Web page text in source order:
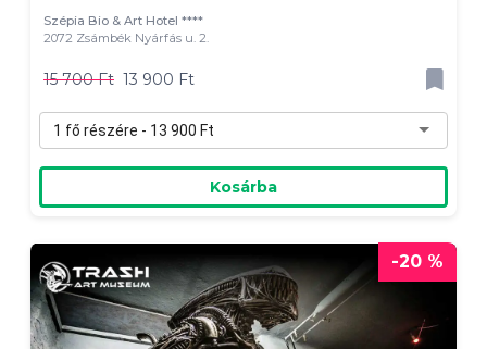
Szépia Bio & Art Hotel ****
2072 Zsámbék Nyárfás u. 2.
15 700 Ft 13 900 Ft
1 fő részére - 13 900 Ft
Kosárba
-20 %